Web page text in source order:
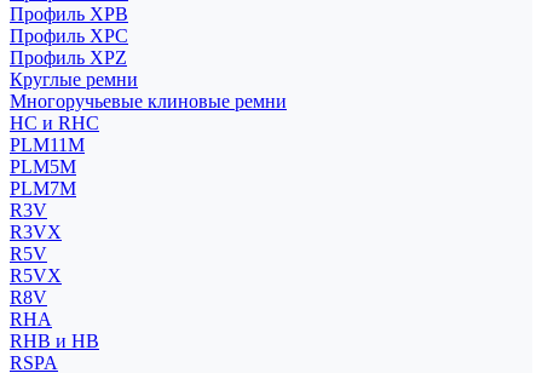
Профиль XPB
Профиль XPC
Профиль XPZ
Круглые ремни
Многоручьевые клиновые ремни
HC и RHC
PLM11M
PLM5M
PLM7M
R3V
R3VX
R5V
R5VX
R8V
RHA
RHB и HB
RSPA